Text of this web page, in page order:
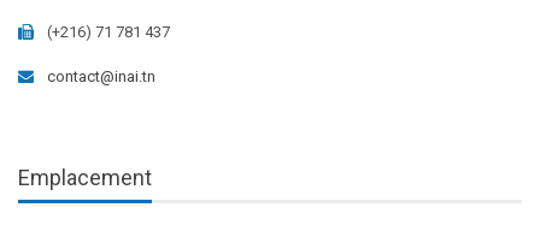
(+216) 71 781 437
contact@inai.tn
Emplacement